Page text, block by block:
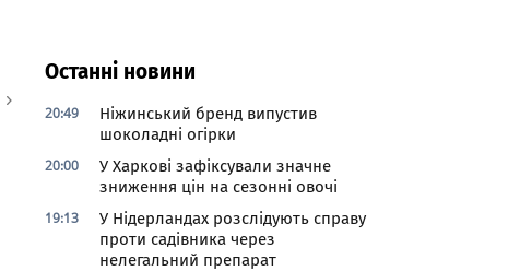
Останні новини
20:49
Ніжинський бренд випустив
шоколадні огірки
20:00
У Харкові зафіксували значне
зниження цін на сезонні овочі
19:13
У Нідерландах розслідують справу
проти садівника через
нелегальний препарат